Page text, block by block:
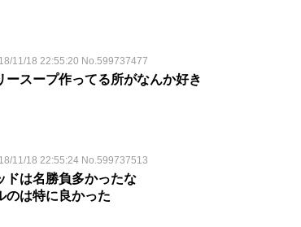
11/18 22:55:20 No.599737477
ースープ作ってる所がなんか好き
11/18 22:55:24 No.599737513
ドは名勝負多かったな
のは特に良かった